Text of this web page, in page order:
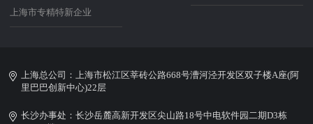
上海市专精特新企业
上海总公司：上海市松江区莘砖公路668号漕河泾开发区双子楼A座(阿
里巴巴创新中心)22层
长沙办事处：长沙岳麓高新开发区尖山路18号中电软件园二期D3栋